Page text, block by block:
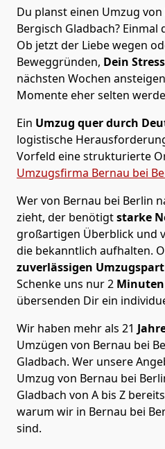
Du planst einen Umzug
Bergisch Gladbach?
Ob jetzt der Liebe wegen
Beweggründen, Dein
nächsten Wochen
Momente eher selten
Ein Umzug quer durch
logistische
Vorfeld eine strukturierte
Umzugsfirma Bernau bei
Wer von Bernau bei Berlin
zieht, der benötigtstarke
großartigen Überblick und
die bekanntlich aufhalten.
zuverlässigen
Schenke uns nur2 Minuten
übersenden Dir ein
Wir haben mehr als 21
Umzügen von Bernau bei
Gladbach. Wer unsere
Umzug von Bernau bei
Gladbach von A bis Z
warum wir in Bernau bei
sind.